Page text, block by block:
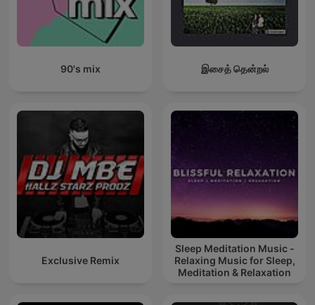
90's mix இசைத் தென்றல்
Exclusive Remix
Sleep Meditation Music -
Relaxing Music for Sleep,
Meditation & Relaxation